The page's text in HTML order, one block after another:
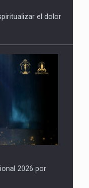
el dolor
2026 por